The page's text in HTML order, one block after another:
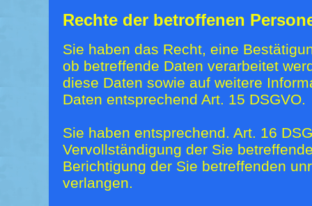
Rechte der betroffenen
Sie haben das Recht, eine
ob betreffende Daten verarbeitet
diese Daten sowie auf weitere
Daten entsprechend Art. 15 DSGVO.
Sie haben entsprechend. Art. 16
Vervollständigung der Sie
Berichtigung der Sie betreffenden
verlangen.